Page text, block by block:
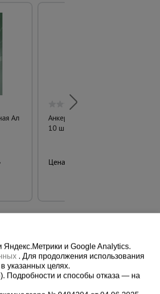
Ал
Анкер для опалубки упаковка
10 шт.
Цена:
и Google Analytics.
. Для продолжения использования
указанных целях.
Подробности и способы отказа — на